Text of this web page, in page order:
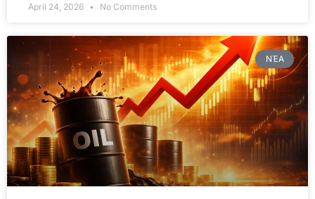
April 24, 2026 No Comments
ΝΈΑ